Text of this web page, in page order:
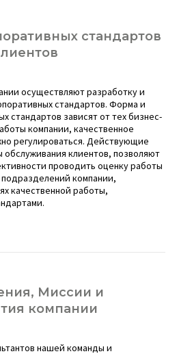
стандартов
осуществляют разработку и
стандартов. Форма и
стандартов зависят от тех бизнес-
компании, качественное
регулироваться. Действующие
клиентов, позволяют
проводить оценку работы
компании,
качественной работы,
Миссии и
компании
нашей команды и